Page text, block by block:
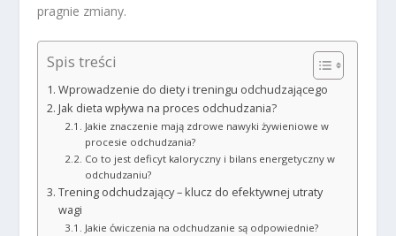
pragnie zmiany.
Spis treści
Wprowadzenie do diety i treningu odchudzającego
Jak dieta wpływa na proces odchudzania?
Jakie znaczenie mają zdrowe nawyki żywieniowe w
procesie odchudzania?
Co to jest deficyt kaloryczny i bilans energetyczny w
odchudzaniu?
Trening odchudzający – klucz do efektywnej utraty
wagi
Jakie ćwiczenia na odchudzanie są odpowiednie?